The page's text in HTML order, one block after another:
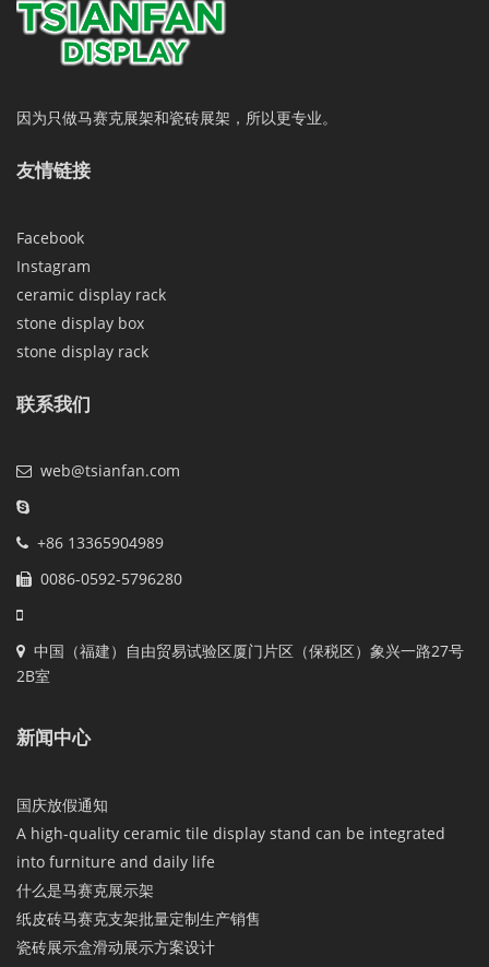
因为只做马赛克展架和瓷砖展架，所以更专业。
友情链接
Facebook
Instagram
ceramic display rack
stone display box
stone display rack
联系我们
web@tsianfan.com
+86 13365904989
0086-0592-5796280
中国（福建）自由贸易试验区厦门片区（保税区）象兴一路27号
2B室
新闻中心
国庆放假通知
A high-quality ceramic tile display stand can be integrated
into furniture and daily life
什么是马赛克展示架
纸皮砖马赛克支架批量定制生产销售
瓷砖展示盒滑动展示方案设计